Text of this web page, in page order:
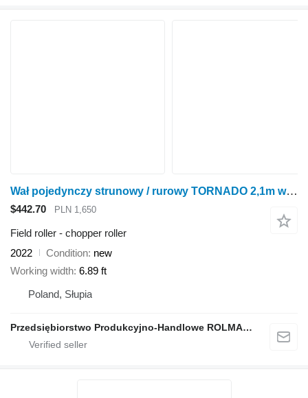
Wał pojedynczy strunowy / rurowy TORNADO 2,1m wahaczowy
$442.70 PLN 1,650
Field roller - chopper roller
2022
Condition new
Working width 6.89 ft
Poland, Słupia
Przedsiębiorstwo Produkcyjno-Handlowe ROLMAPOL Marcin Dziekan